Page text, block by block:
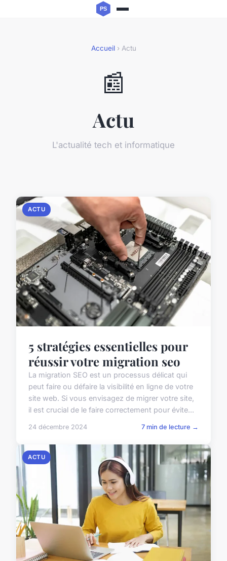
Accueil› Actu
📰
Actu
L'actualité tech et informatique
ACTU
5 stratégies essentielles pour
réussir votre migration seo
La migration SEO est un processus délicat qui
peut faire ou défaire la visibilité en ligne de votre
site web. Si vous envisagez de migrer votre site,
il est crucial de le faire correctement pour évite...
24 décembre 2024 7 min de lecture →
ACTU